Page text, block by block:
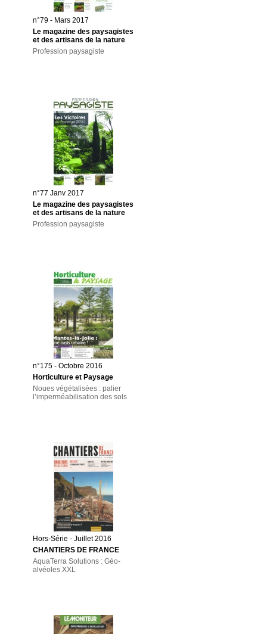
n°79 - Mars 2017
Le magazine des paysagistes
et des artisans de la nature
Profession paysagiste
n°77 Janv 2017
Le magazine des paysagistes
et des artisans de la nature
Profession paysagiste
n°175 - Octobre 2016
Horticulture et Paysage
Noues végétalisées : palier
l’imperméabilisation des sols
Hors-Série - Juillet 2016
CHANTIERS DE FRANCE
AquaTerra Solutions : Géo-
alvéoles XXL